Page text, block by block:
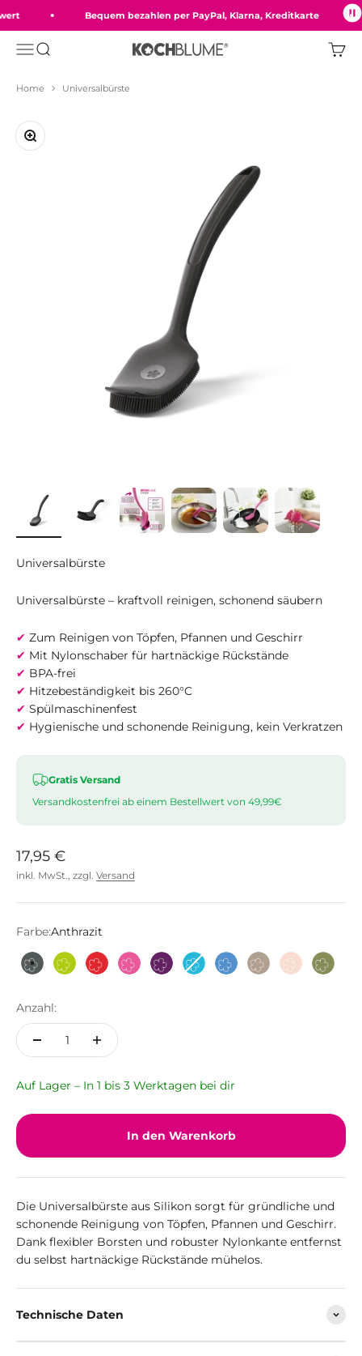
Bequem bezahlen per PayPal, Klarna, Kreditkarte
MenüSuche Kochblume GmbH
Home Universalbürste
Bild vergrößern
Universalbürste
Universalbürste – kraftvoll reinigen, schonend säubern
✔ Zum Reinigen von Töpfen, Pfannen und Geschirr
✔ Mit Nylonschaber für hartnäckige Rückstände
✔ BPA-frei
✔ Hitzebeständigkeit bis 260°C
✔ Spülmaschinenfest
✔ Hygienische und schonende Reinigung, kein Verkratzen
Gratis Versand
Versandkostenfrei ab einem Bestellwert von 49,99€
Angebot
17,95 €
inkl. MwSt., zzgl. Versand
Farbe:Anthrazit
AnthrazitLimette
Rot Pink Lila TürkisHellblauTaupeAltrosaOlive
Anzahl:
Auf Lager – In 1 bis 3 Werktagen bei dir
In den Warenkorb
Die Universalbürste aus Silikon sorgt für gründliche und
schonende Reinigung von Töpfen, Pfannen und Geschirr.
Dank flexibler Borsten und robuster Nylonkante entfernst
du selbst hartnäckige Rückstände mühelos.
Technische Daten